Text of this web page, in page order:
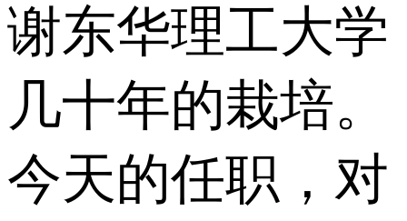
谢东华理工大学
几十年的栽培。
今天的任职，对